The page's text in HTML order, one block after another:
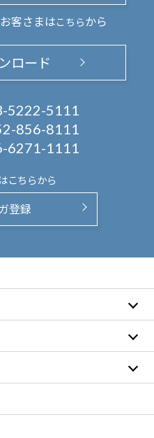
客さまはこちらから
ロード
5222-5111
856-8111
6271-1111
こちらから
登録